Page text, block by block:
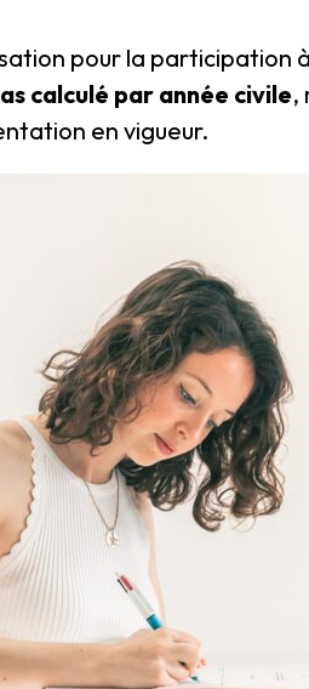
pour la participation
calculé par année civile,
en vigueur.